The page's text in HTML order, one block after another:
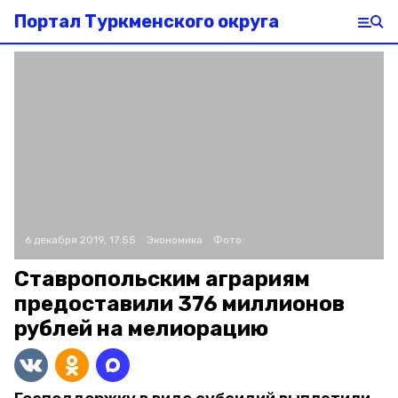
Портал Туркменского округа
6 декабря 2019, 17:55 Экономика Фото:
Ставропольским аграриям
предоставили 376 миллионов
рублей на мелиорацию